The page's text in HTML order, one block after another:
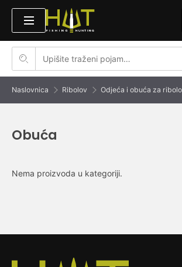
Naslovnica Ribolov Odjeća i obuća za
Obuća
Nema proizvoda u kategoriji.